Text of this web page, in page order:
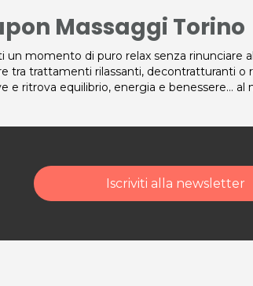
Massaggi Torino
un momento di puro relax senza rinunciare
tra trattamenti rilassanti, decontratturanti
e ritrova equilibrio, energia e benessere… al
Iscriviti alla newsletter